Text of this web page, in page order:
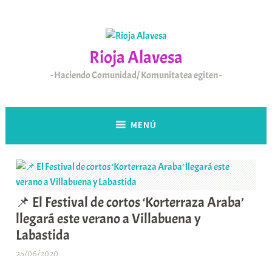
Rioja Alavesa
Haciendo Comunidad/ Komunitatea egiten
MENÚ
📌 El Festival de cortos ‘Korterraza Araba’
llegará este verano a Villabuena y
Labastida